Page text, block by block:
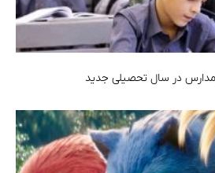
مدارس در سال تحصیلی جدید